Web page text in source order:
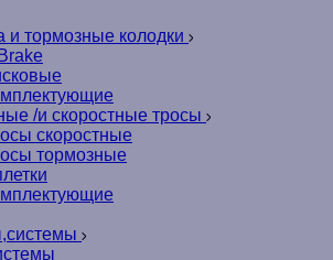
и тормозные колодки
/и скоростные тросы
скоростные
тормозные